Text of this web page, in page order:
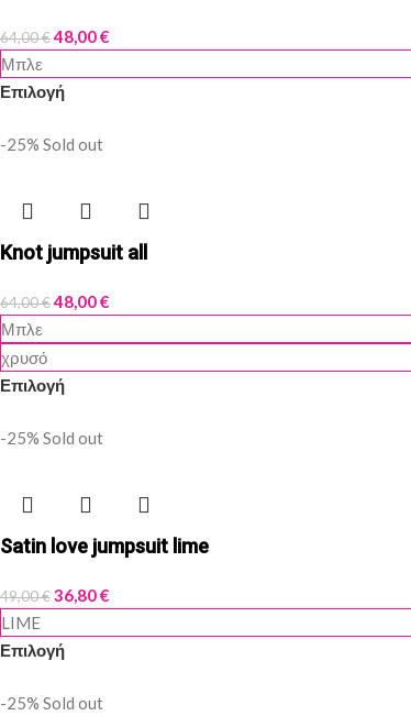
64,00€48,00€
Μπλε
Επιλογή
-25% Sold out
Knot jumpsuit all
64,00€48,00€
Μπλε
χρυσό
Επιλογή
-25% Sold out
Satin love jumpsuit lime
49,00€36,80€
LIME
Επιλογή
-25% Sold out